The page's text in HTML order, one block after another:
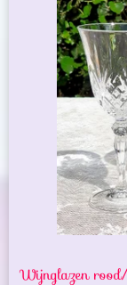
Wijnglazen